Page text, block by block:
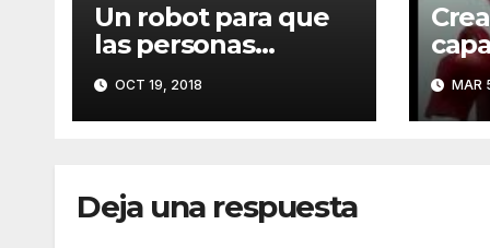
Un robot para que
las personas
mayores hagan
ejercicio
OCT 19, 2018 MAR
Deja una respuesta